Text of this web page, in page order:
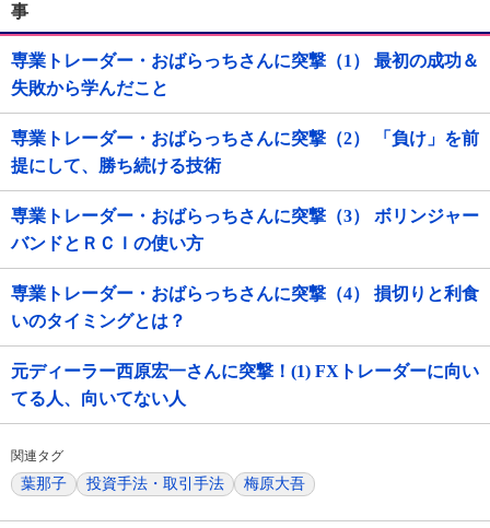
事
専業トレーダー・おばらっちさんに突撃（1） 最初の成功＆
失敗から学んだこと
専業トレーダー・おばらっちさんに突撃（2） 「負け」を前
提にして、勝ち続ける技術
専業トレーダー・おばらっちさんに突撃（3） ボリンジャー
バンドとＲＣＩの使い方
専業トレーダー・おばらっちさんに突撃（4） 損切りと利食
いのタイミングとは？
元ディーラー西原宏一さんに突撃！(1) FXトレーダーに向い
てる人、向いてない人
関連タグ
葉那子 投資手法・取引手法 梅原大吾